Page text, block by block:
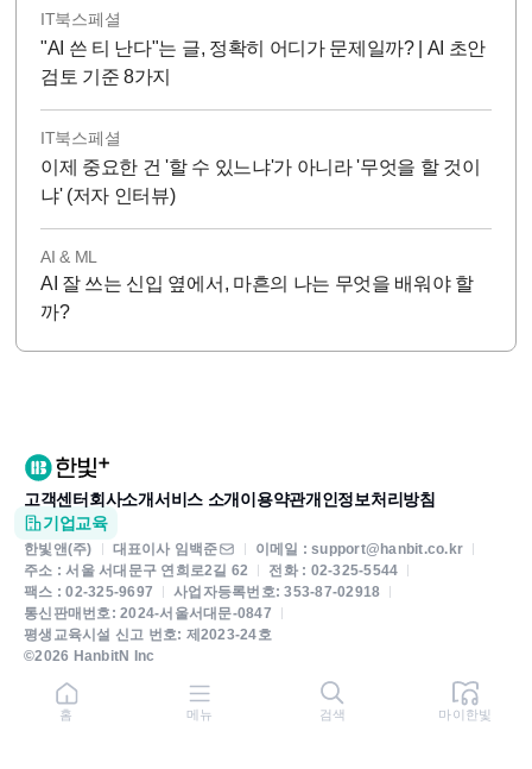
홈 메뉴 검색 마이한빛
IT북스페셜
"AI 쓴 티 난다"는 글, 정확히 어디가 문제일까? | AI 초안
검토 기준 8가지
IT북스페셜
이제 중요한 건 '할 수 있느냐'가 아니라 '무엇을 할 것이
냐' (저자 인터뷰)
AI & ML
AI 잘 쓰는 신입 옆에서, 마흔의 나는 무엇을 배워야 할
까?
고객센터 회사소개서비스 소개 이용약관개인정보처리방침
기업교육
한빛앤(주) 대표이사 임백준
이메일 : support@hanbit.co.kr
주소 : 서울 서대문구 연희로2길 62
전화 : 02-325-5544
팩스 : 02-325-9697
사업자등록번호: 353-87-02918
통신판매번호: 2024-서울서대문-0847
평생교육시설 신고 번호: 제2023-24호
©2026 HanbitN Inc